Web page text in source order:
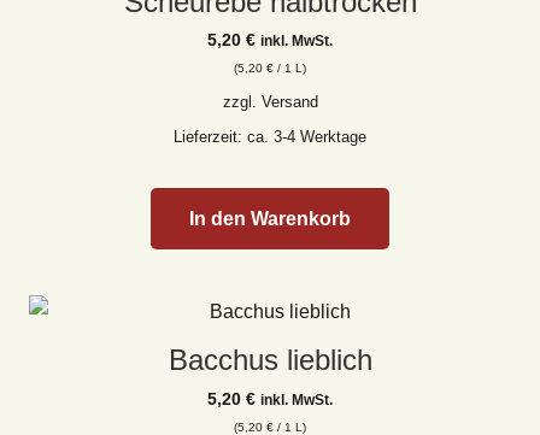
5,20 € inkl. MwSt.
(5,20 € / 1 L)
zzgl. Versand
Lieferzeit: ca. 3-4 Werktage
In den Warenkorb
Bacchus lieblich
5,20 € inkl. MwSt.
(5,20 € / 1 L)